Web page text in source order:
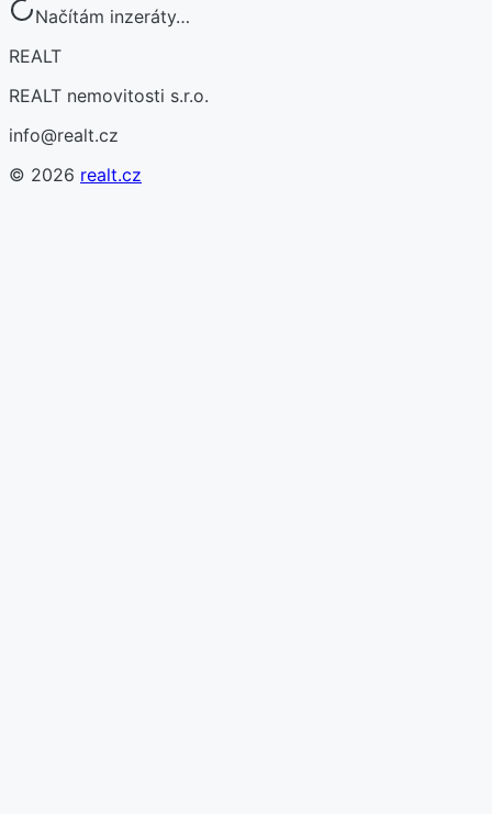
Načítám inzeráty…
REALT
REALT nemovitosti s.r.o.
info@realt.cz
© 2026 realt.cz